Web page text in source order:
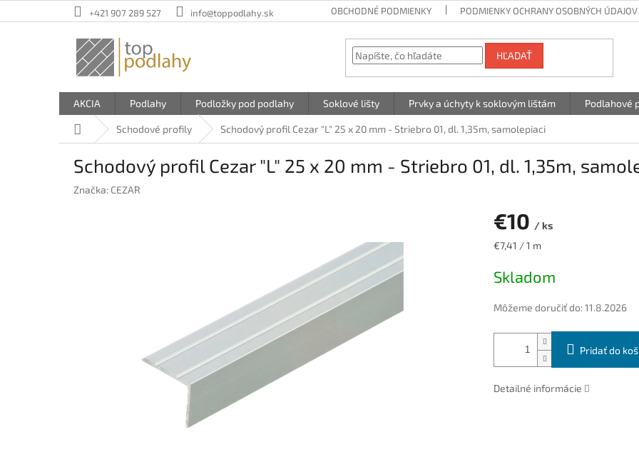
na
+421 907 289 527 info@toppodlahy.sk OBCHODNÉ PODMIENKY PODMIENKY OCHRANY OSOBNÝCH ÚDAJOV
HĽADAŤ
AKCIA Podlahy Podložky pod podlahy Soklové lišty Prvky a úchyty k soklovým lištám Podlahové
DomovSchodové profily Schodový profil Cezar "L" 25 x 20 mm - Striebro 01, dl. 1,35m, samolepiaci
Schodový profil Cezar "L" 25 x 20 mm - Striebro 01, dl. 1,35m,
Značka: CEZAR
€10 / ks
Jednotková
€7,41 / 1 m
Skladom
Môžeme doručiť do:11.8.2026
Pridať do
Detailné informácie